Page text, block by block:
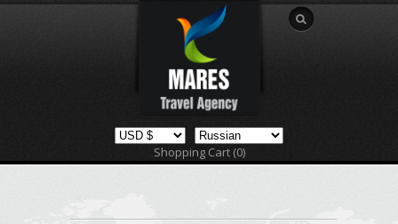
Shopping Cart (0)